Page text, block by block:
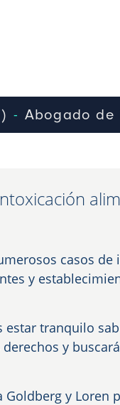
- Abogado de
casos de
y
estar tranquilo
y
Goldberg y Loren